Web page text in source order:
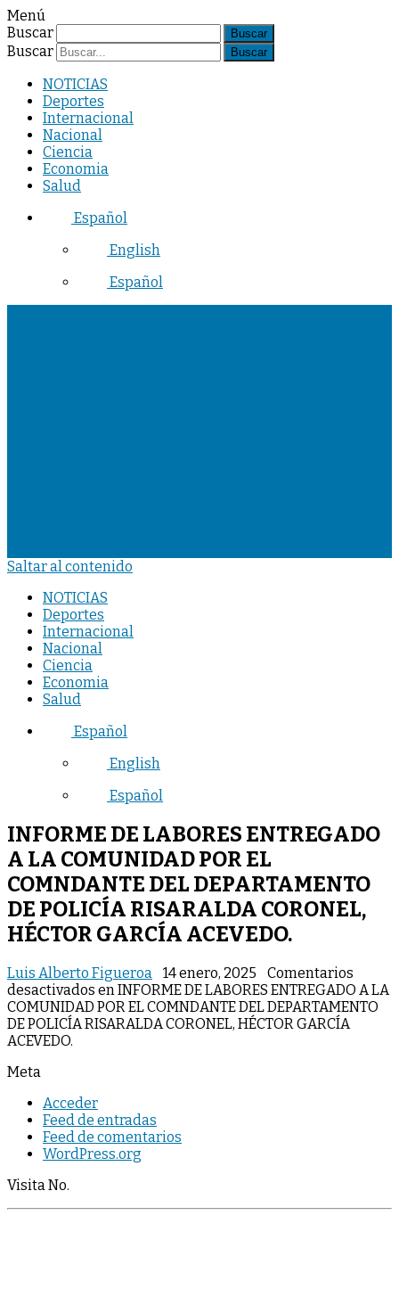
Menú
Buscar
Buscar
NOTICIAS
Deportes
Internacional
Nacional
Ciencia
Economia
Salud
Español
English
Español
Saltar al contenido
NOTICIAS
Deportes
Internacional
Nacional
Ciencia
Economia
Salud
Español
English
Español
INFORME DE LABORES ENTREGADO
A LA COMUNIDAD POR EL
COMNDANTE DEL DEPARTAMENTO
DE POLICÍA RISARALDA CORONEL,
HÉCTOR GARCÍA ACEVEDO.
Luis Alberto Figueroa 14 enero, 2025
Comentarios
desactivados en INFORME DE LABORES ENTREGADO A LA
COMUNIDAD POR EL COMNDANTE DEL DEPARTAMENTO
DE POLICÍA RISARALDA CORONEL, HÉCTOR GARCÍA
ACEVEDO.
Meta
Acceder
Feed de entradas
Feed de comentarios
WordPress.org
Visita No.